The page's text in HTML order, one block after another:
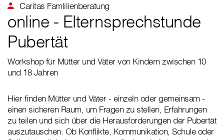
Caritas Famlilienberatung
online - Elternsprechstunde
Pubertät
Workshop für Mütter und Väter von Kindern zwischen 10
und 18 Jahren
Hier finden Mütter und Väter - einzeln oder gemeinsam -
einen sicheren Raum, um Fragen zu stellen, Erfahrungen
zu teilen und sich über die Herausforderungen der Pubertät
auszutauschen. Ob Konflikte, Kommunikation, Schule oder